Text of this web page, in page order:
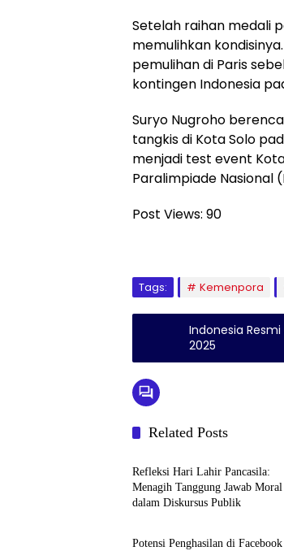
Setelah raihan medali
memulihkan
pemulihan di Paris
kontingen Indonesia
Suryo Nugroho
tangkis di Kota Solo
menjadi test event
Paralimpiade Nasional
Post Views: 90
Tags: Kemenpora
Indonesia
2025
Related Posts
Berita
Refleksi Hari Lahir Pancasila:
Menagih Tanggung Jawab Moral
dalam Diskursus Publik
Berita
Potensi Penghasilan di Facebook